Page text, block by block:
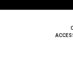
Pied de